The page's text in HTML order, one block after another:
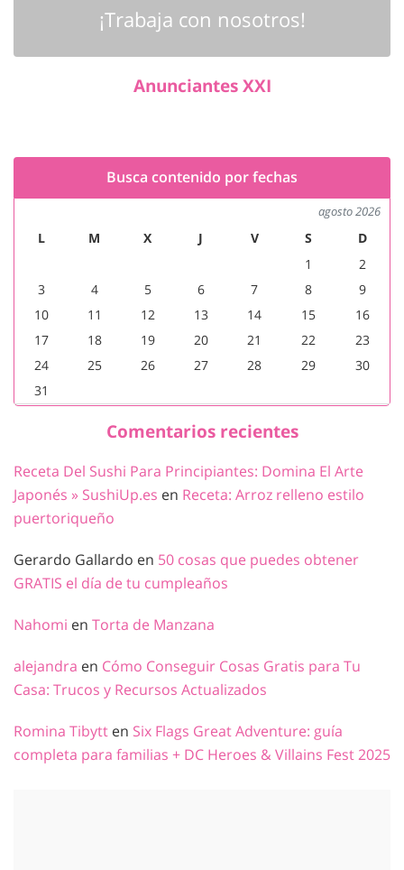
¡Trabaja con nosotros!
Anunciantes XXI
Busca contenido por fechas
agosto 2026
L M X J V S
D
1
2
3
4 5 6 7 8
9
10
11 12 13 14 15
16
17
18 19 20 21 22
23
24
25 26 27 28 29
30
31
Comentarios recientes
Receta Del Sushi Para Principiantes: Domina El Arte
Japonés » SushiUp.es en Receta: Arroz relleno estilo
puertoriqueño
Gerardo Gallardo en 50 cosas que puedes obtener
GRATIS el día de tu cumpleaños
Nahomi en Torta de Manzana
alejandra en Cómo Conseguir Cosas Gratis para Tu
Casa: Trucos y Recursos Actualizados
Romina Tibytt en Six Flags Great Adventure: guía
completa para familias + DC Heroes & Villains Fest 2025